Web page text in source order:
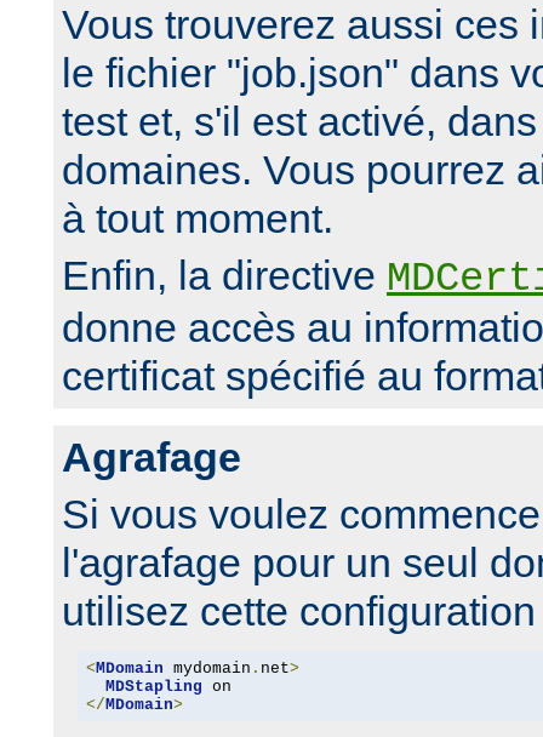
Vous trouverez aussi ces
le fichier "job.json" dans
test et, s'il est activé,
domaines. Vous pourrez
à tout moment.
Enfin, la directive
donne accès au
certificat spécifié au
Agrafage
Si vous voulez
l'agrafage pour un seul
utilisez cette
< MDomain mydomain . net>
MDStapling
</ MDomain>